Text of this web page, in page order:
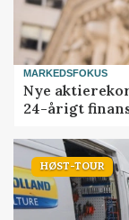
MARKEDSFOKUS
Nye
24-årigt
HØST-TOUR